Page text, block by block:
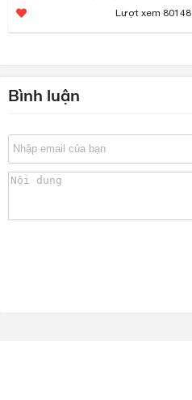
Lượt xem 80148
Bình luận